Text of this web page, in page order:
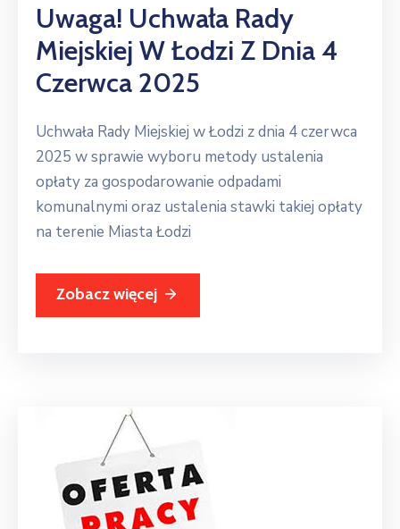
Uwaga! Uchwała Rady
Miejskiej W Łodzi Z Dnia 4
Czerwca 2025
Uchwała Rady Miejskiej w Łodzi z dnia 4 czerwca
2025 w sprawie wyboru metody ustalenia
opłaty za gospodarowanie odpadami
komunalnymi oraz ustalenia stawki takiej opłaty
na terenie Miasta Łodzi
Zobacz więcej